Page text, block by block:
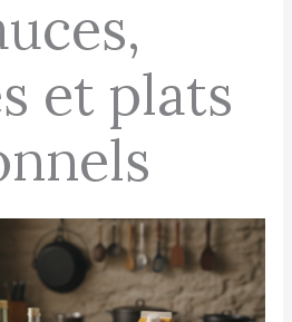
et plats